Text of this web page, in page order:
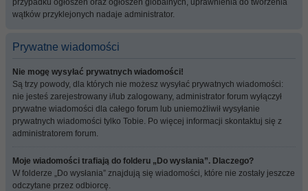
przypadku ogłoszeń oraz ogłoszeń globalnych, uprawnienia do tworzenia
wątków przyklejonych nadaje administrator.
Prywatne wiadomości
Nie mogę wysyłać prywatnych wiadomości!
Są trzy powody, dla których nie możesz wysyłać prywatnych wiadomości:
nie jesteś zarejestrowany i/lub zalogowany, administrator forum wyłączył
prywatne wiadomości dla całego forum lub uniemożliwił wysyłanie
prywatnych wiadomości tylko Tobie. Po więcej informacji skontaktuj się z
administratorem forum.
Moje wiadomości trafiają do folderu „Do wysłania”. Dlaczego?
W folderze „Do wysłania” znajdują się wiadomości, które nie zostały jeszcze
odczytane przez odbiorcę.